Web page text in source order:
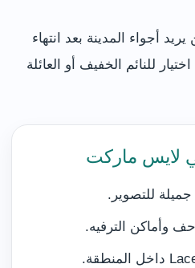
أجواء المدينة بعد انتهاء
للنائم الخفيف أو العائلة
لايس ماركت
للتصوير.
وأماكن الترفيه.